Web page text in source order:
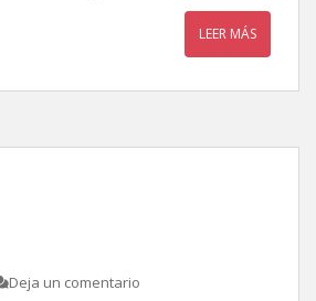
LEER MÁS
Deja un comentario